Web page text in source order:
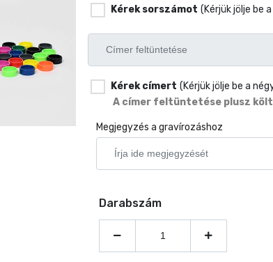
Kérek sorszámot (Kérjük jölje be
Kérek címert (Kérjük jölje be a
A címer feltüntetése plusz
Megjegyzés a gravírozáshoz
Darabszám